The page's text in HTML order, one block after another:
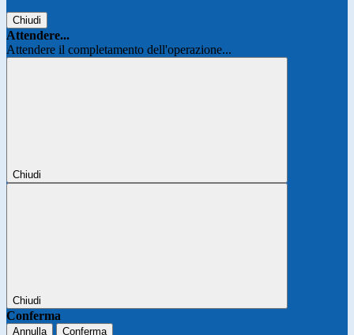
Chiudi
Attendere...
Attendere il completamento dell'operazione...
Chiudi
Chiudi
Conferma
Annulla Conferma